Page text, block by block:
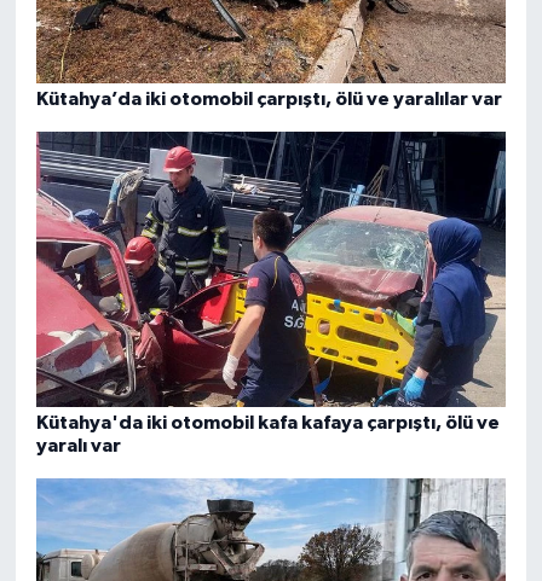
Kütahya’da iki otomobil çarpıştı, ölü ve yaralılar var
Kütahya'da iki otomobil kafa kafaya çarpıştı, ölü ve
yaralı var